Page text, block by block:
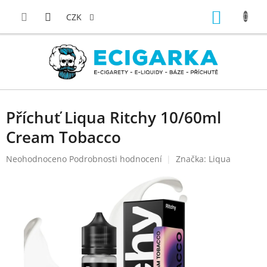
CZK
Příchuť Liqua Ritchy 10/60ml
Cream Tobacco
Průměrné
hvězdiček.
Neohodnoceno Podrobnosti hodnocení Značka: Liqua